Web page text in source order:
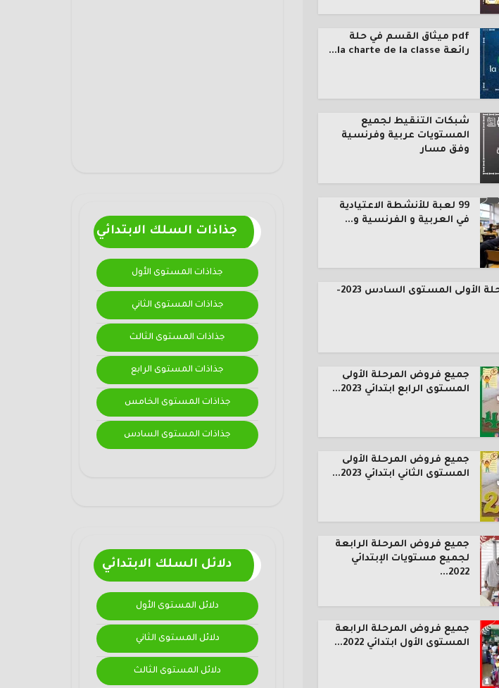
جذاذات السلك الابتدائي
جذاذات المستوى الأول
جذاذات المستوى الثاني
جذاذات المستوى الثالث
جذاذات المستوى الرابع
جذاذات المستوى الخامس
جذاذات المستوى السادس
دلائل السلك الابتدائي
دلائل المستوى الأول
دلائل المستوى الثاني
دلائل المستوى الثالث
pdf ميثاق القسم في حلة
رائعة la charte de la classe...
شبكات التنقيط لجميع
المستويات عربية وفرنسية
وفق مسار
99 لعبة للأنشطة الاعتيادية
في العربية و الفرنسية و...
جميع فروض المرحلة الأولى المستوى السادس 2023-
جميع فروض المرحلة الأولى
المستوى الرابع ابتدائي 2023...
جميع فروض المرحلة الأولى
المستوى الثاني ابتدائي 2023...
جميع فروض المرحلة الرابعة
لجميع مستويات الإبتدائي
2022...
جميع فروض المرحلة الرابعة
المستوى الأول ابتدائي 2022...